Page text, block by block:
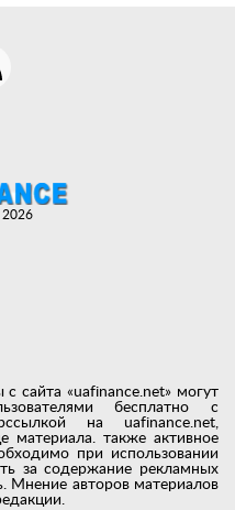
сайта «uafinance.net» могут
бесплатно с
на uafinance.net,
материала. также активное
при использовании
за содержание рекламных
Мнение авторов материалов